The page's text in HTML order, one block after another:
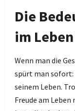
Die
im
Wenn man die
spürt man
seinem Leben.
Freude am